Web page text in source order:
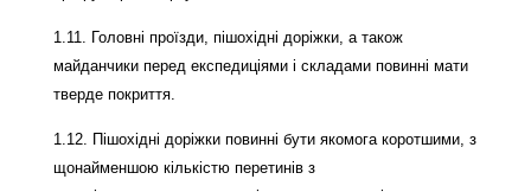
1.11. Головні проїзди, пішохідні доріжки, а також
майданчики перед експедиціями і складами повинні мати
тверде покриття.
1.12. Пішохідні доріжки повинні бути якомога коротшими, з
щонайменшою кількістю перетинів з